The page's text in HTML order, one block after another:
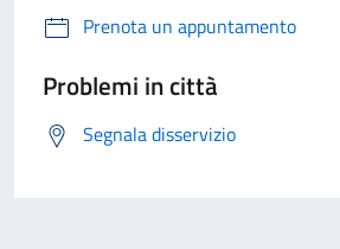
Prenota un appuntamento
Problemi in città
Segnala disservizio